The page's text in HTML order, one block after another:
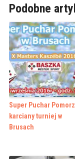
Podobne
Super Puchar
karciany turniej w
Brusach